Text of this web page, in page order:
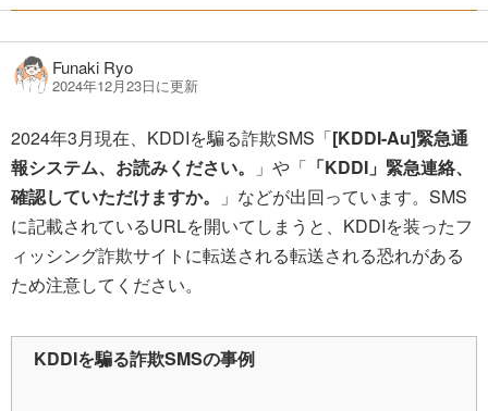
Funaki Ryo
2024年12月23日に更新
2024年3月現在、KDDIを騙る詐欺SMS「[KDDI-Au]緊急通
報システム、お読みください。
」や「 「KDDI」緊急連絡、
確認していただけますか。
」などが出回っています。SMS
に記載されているURLを開いてしまうと、KDDIを装ったフ
ィッシング詐欺サイトに転送される転送される恐れがある
ため注意してください。
KDDIを騙る詐欺SMSの事例